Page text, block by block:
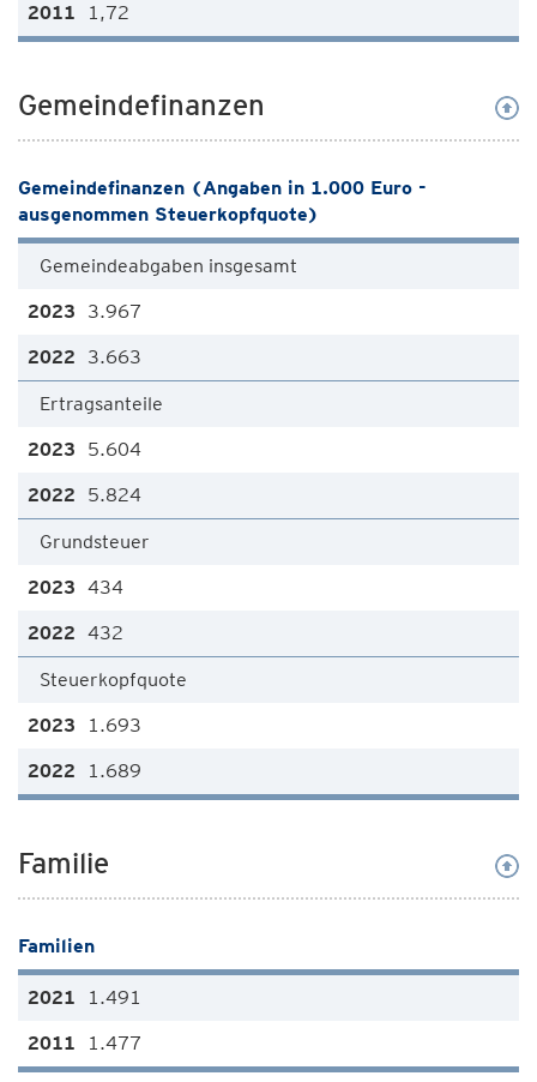
1,72
Gemeindefinanzen
Gemeindefinanzen (Angaben in 1.000 Euro -
ausgenommen Steuerkopfquote)
Gemeindeabgaben insgesamt
3.967
3.663
Ertragsanteile
5.604
5.824
Grundsteuer
434
432
Steuerkopfquote
1.693
1.689
Familie
Familien
1.491
1.477